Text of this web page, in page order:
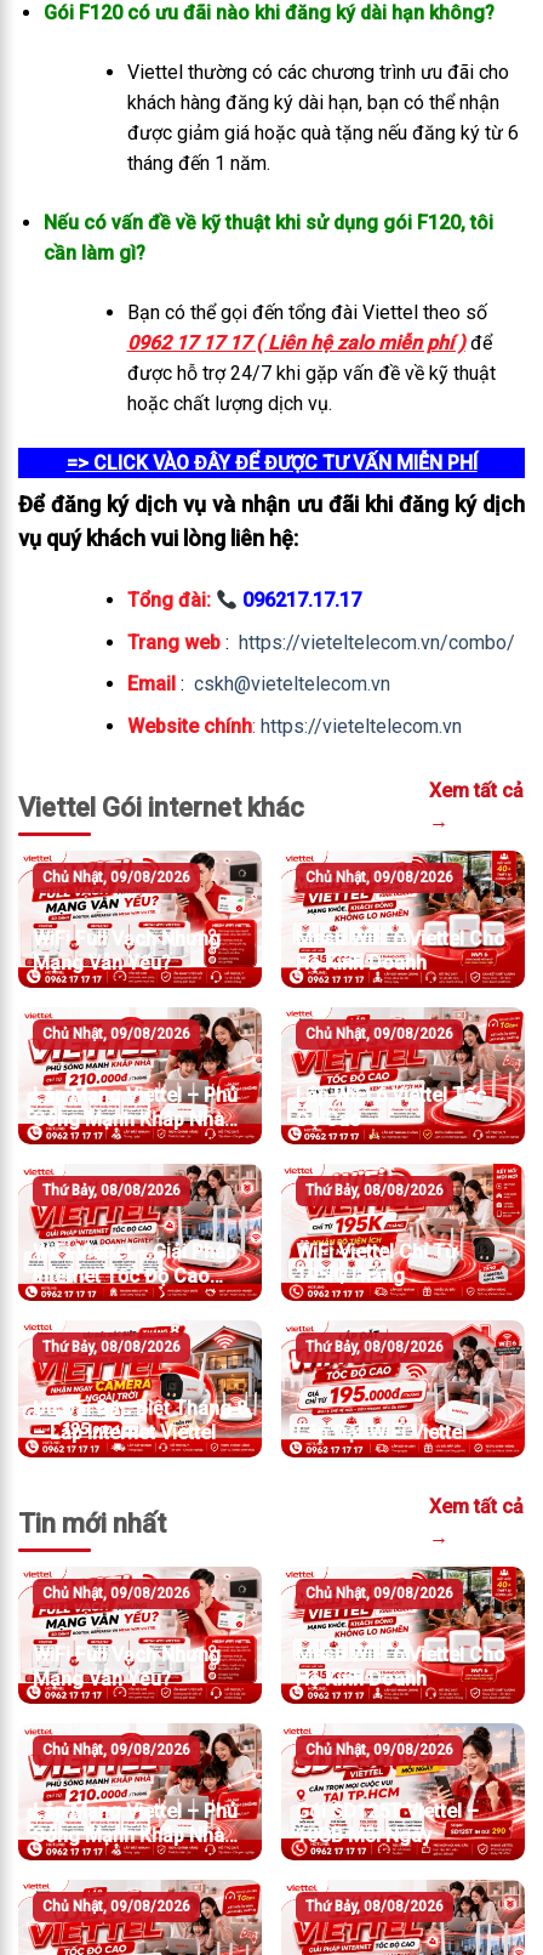
Gói F120 có ưu đãi nào khi đăng ký dài hạn không?
Viettel thường có các chương trình ưu đãi cho
khách hàng đăng ký dài hạn, bạn có thể nhận
được giảm giá hoặc quà tặng nếu đăng ký từ 6
tháng đến 1 năm.
Nếu có vấn đề về kỹ thuật khi sử dụng gói F120, tôi
cần làm gì?
Bạn có thể gọi đến tổng đài Viettel theo số
0962 17 17 17 ( Liên hệ zalo miễn phí )để
được hỗ trợ 24/7 khi gặp vấn đề về kỹ thuật
hoặc chất lượng dịch vụ.
=> CLICK VÀO ĐÂY ĐỂ ĐƯỢC TƯ VẤN MIỄN PHÍ
Để đăng ký dịch vụ và nhận ưu đãi khi đăng ký dịch
vụ quý khách vui lòng liên hệ:
Tổng đài:
096217.17.17
Trang web: https://vieteltelecom.vn/combo/
Email : cskh@vieteltelecom.vn
Website chính: https://vieteltelecom.vn
Viettel Gói internet khác
Xem tất cả
→
Chủ Nhật, 09/08/2026
WiFi Full Vạch Nhưng
Mạng Vẫn Yếu?
Chủ Nhật, 09/08/2026
Mesh WiFi 6 Viettel Cho
Hộ Kinh Doanh
Chủ Nhật, 09/08/2026
Lắp Mạng Viettel – Phủ
Sóng Mạnh Khắp Nhà
Chỉ Từ 210.000đ/Tháng
Chủ Nhật, 09/08/2026
Lắp WiFi 6 Viettel Tốc
Độ Cao
Thứ Bảy, 08/08/2026
WiFi Viettel – Giải Pháp
Internet Tốc Độ Cao
Cho Gia Đình Và Doanh
Nghiệp
Thứ Bảy, 08/08/2026
WiFi Viettel Chỉ Từ
195K/Tháng
Thứ Bảy, 08/08/2026
Ưu Đãi Đặc Biệt Tháng 8
– Lắp Internet Viettel
Thứ Bảy, 08/08/2026
Lắp Đặt WiFi Viettel
Tin mới nhất
Xem tất cả
→
Chủ Nhật, 09/08/2026
WiFi Full Vạch Nhưng
Mạng Vẫn Yếu?
Chủ Nhật, 09/08/2026
Mesh WiFi 6 Viettel Cho
Hộ Kinh Doanh
Chủ Nhật, 09/08/2026
Lắp Mạng Viettel – Phủ
Sóng Mạnh Khắp Nhà
Chỉ Từ 210.000đ/Tháng
Chủ Nhật, 09/08/2026
Gói SD125T Viettel –
10GB Mỗi Ngày
Chủ Nhật, 09/08/2026 Thứ Bảy, 08/08/2026